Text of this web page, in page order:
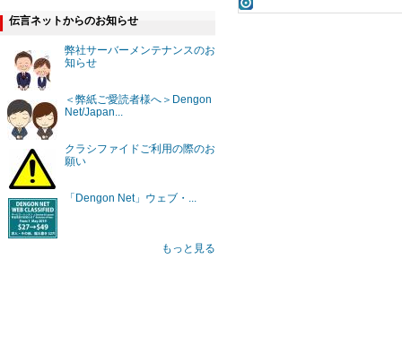
伝言ネットからのお知らせ
弊社サーバーメンテナンスのお
知らせ
＜弊紙ご愛読者様へ＞Dengon
Net/Japan...
クラシファイドご利用の際のお
願い
「Dengon Net」ウェブ・...
もっと見る